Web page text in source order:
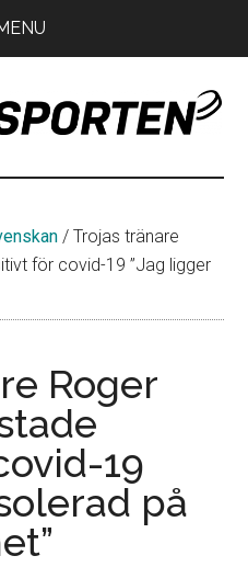
/ Trojas tränare
för covid-19 ”Jag ligger
Roger
19
på